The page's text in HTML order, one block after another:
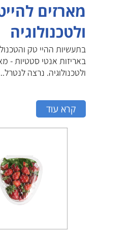
מארזים
ולטכנולוגיה
בתעשיות ההיי טק
באריזות אנטי סטטיות -
ולטכנולוגיה. נרצה
קרא עוד